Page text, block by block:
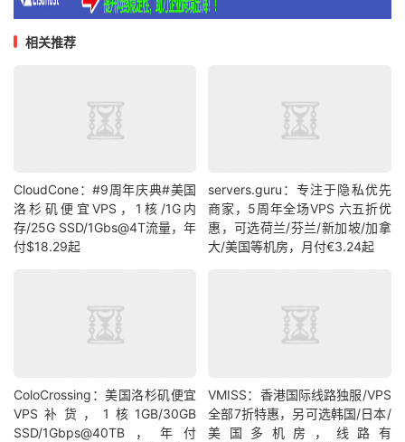
[Info 测试路由 到 北京教育网
相关推荐
CloudCone：#9周年庆典#美国
洛杉矶便宜VPS，1核/1G内
存/25G SSD/1Gbs@4T流量，年
付$18.29起
servers.guru：专注于隐私优先
商家，5周年全场VPS 六五折优
惠，可选荷兰/芬兰/新加坡/加拿
大/美国等机房，月付€3.24起
ColoCrossing：美国洛杉矶便宜
VPS补货，1核1GB/30GB
SSD/1Gbps@40TB，年付
VMISS：香港国际线路独服/VPS
全部7折特惠，另可选韩国/日本/
美国多机房，线路有